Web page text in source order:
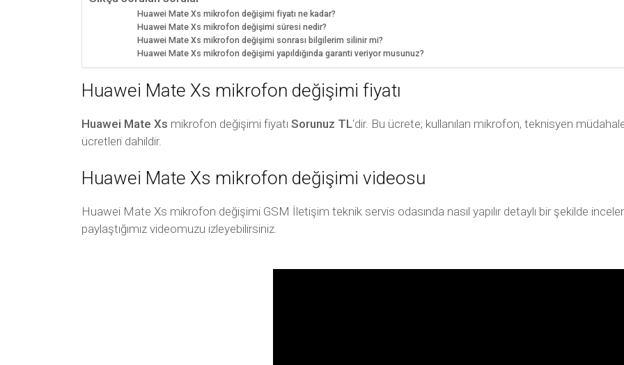
Huawei Mate Xs mikrofon değişimi fiyatı ne kadar?
Huawei Mate Xs mikrofon değişimi süresi nedir?
Huawei Mate Xs mikrofon değişimi sonrası bilgilerim silinir mi?
Huawei Mate Xs mikrofon değişimi yapıldığında garanti veriyor musunuz?
Huawei Mate Xs mikrofon değişimi fiyatı
Huawei Mate Xs mikrofon değişimi fiyatı Sorunuz TL‘dir. Bu ücrete; kullanılan mikrofon, teknisyen
ücretleri dahildir.
Huawei Mate Xs mikrofon değişimi videosu
Huawei Mate Xs mikrofon değişimi GSM İletişim teknik servis odasında nasıl yapılır detaylı bir şekilde
paylaştığımız videomuzu izleyebilirsiniz.